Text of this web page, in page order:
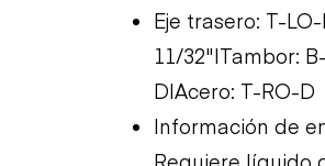
Eje trasero: T-
11/32"|Tambor:
D|Acero: T-RO-D
Información de